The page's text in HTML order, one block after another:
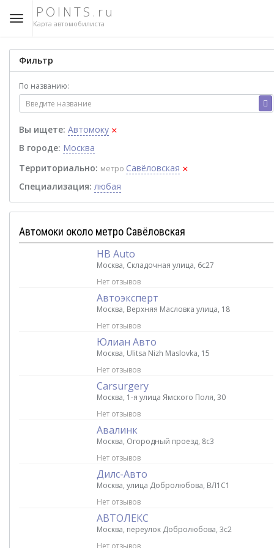
POINTS.ru
Карта автомобилиста
Фильтр
По названию:
Вы ищете: Автомоку ×
В городе: Москва
Территориально: метро Савёловская ×
Специализация: любая
Автомоки около метро Савёловская
НВ Auto
Москва, Складочная улица, 6с27
Нет отзывов
Автоэксперт
Москва, Верхняя Масловка улица, 18
Нет отзывов
Юлиан Авто
Москва, Ulitsa Nizh Maslovka, 15
Нет отзывов
Carsurgery
Москва, 1-я улица Ямского Поля, 30
Нет отзывов
Авалинк
Москва, Огородный проезд, 8с3
Нет отзывов
Дилс-Авто
Москва, улица Добролюбова, ВЛ1С1
Нет отзывов
АВТОЛЕКС
Москва, переулок Добролюбова, 3с2
Нет отзывов